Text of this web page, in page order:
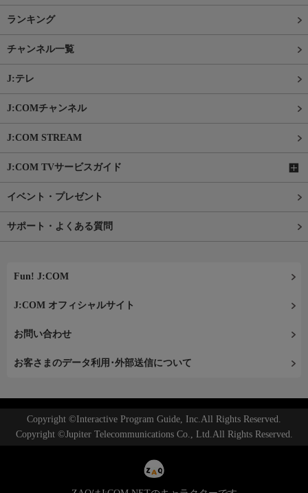
ランキング
チャンネル一覧
J:テレ
J:COMチャンネル
J:COM STREAM
J:COM TVサービスガイド
イベント・プレゼント
サポート・よくある質問
Fun! J:COM
J:COM オフィシャルサイト
お問い合わせ
お客さまのデータ利用･外部送信について
Copyright ©Interactive Program Guide, Inc.All Rights Reserved.
Copyright ©Jupiter Telecommunications Co., Ltd.All Rights Reserved.